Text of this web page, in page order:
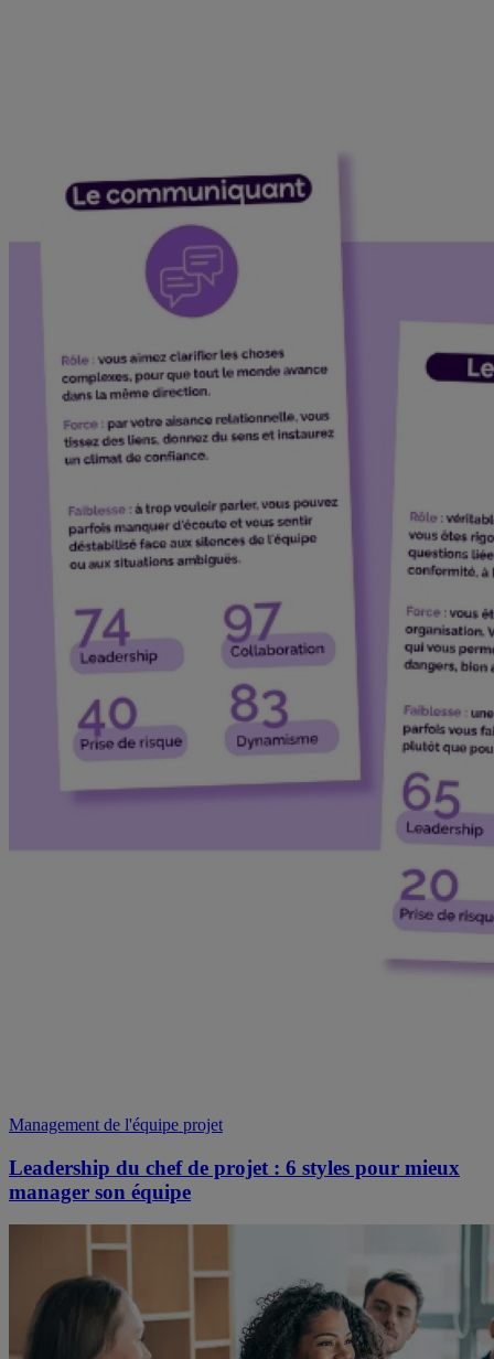
Management de l'équipe projet
Leadership du chef de projet : 6 styles pour mieux
manager son équipe